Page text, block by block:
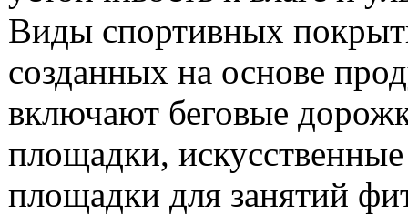
Виды спортивных
созданных на основе
включают беговые
площадки,
площадки для занятий